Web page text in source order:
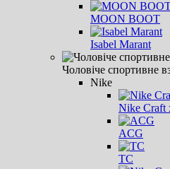
MOON BOOT
Isabel Marant
Чоловіче спортивне
Nike
Nike Craft
ACG
ТС